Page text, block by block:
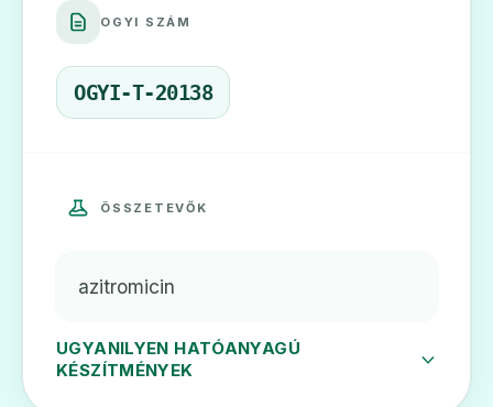
Ár: —
ADATLAP
Ár: —
OGYI SZÁM
OGYI-T-20138
ÖSSZETEVŐK
azitromicin
UGYANILYEN HATÓANYAGÚ
KÉSZÍTMÉNYEK